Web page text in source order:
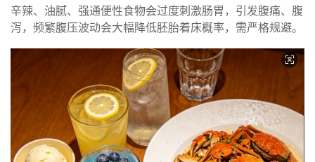
辛辣、油腻、强通便性食物会过度刺激肠胃，引发腹痛、腹
泻，频繁腹压波动会大幅降低胚胎着床概率，需严格规避。